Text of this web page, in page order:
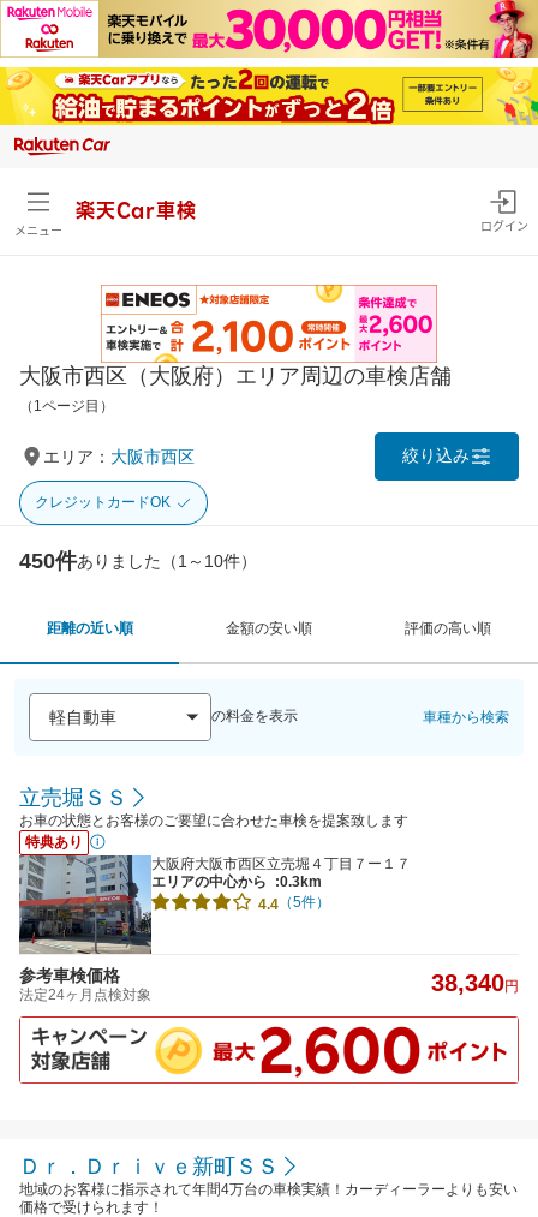
メニュー
楽天Car車検
ログイン
大阪市西区（大阪府）エリア周辺の車検店舗
（1ページ目）
エリア： 大阪市西区 絞り込み
クレジットカードOK
450件ありました（1～10件）
距離の近い順 金額の安い順 評価の高い順
の料金を表示 車種から検索
立売堀ＳＳ
お車の状態とお客様のご要望に合わせた車検を提案致します
特典あり
大阪府大阪市西区立売堀４丁目７ー１７
エリアの中心から
:0.3km
4.4 （5件）
参考車検価格
法定24ヶ月点検対象 38,340円
Ｄｒ．Ｄｒｉｖｅ新町ＳＳ
地域のお客様に指示されて年間4万台の車検実績！カーディーラーよりも安い
価格で受けられます！